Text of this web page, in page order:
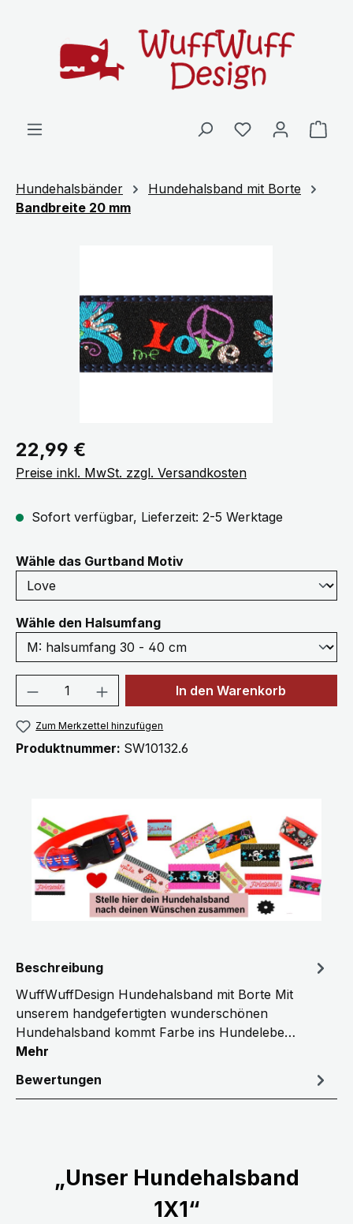
Hundehalsbänder
Hundehalsband mit Borte
Bandbreite 20 mm
Regulärer Preis:
22,99 €
Preise inkl. MwSt. zzgl. Versandkosten
Sofort verfügbar, Lieferzeit: 2-5 Werktage
Wähle das Gurtband Motivauswählen
Wähle den Halsumfangauswählen
Produkt Anzahl: Gib denIn den Warenkorb
Zum Merkzettel hinzufügen
Produktnummer: SW10132.6
Beschreibung
WuffWuffDesign Hundehalsband mit Borte Mit
unserem handgefertigten wunderschönen
Hundehalsband kommt Farbe ins Hundelebe…
Mehr
Bewertungen
„Unser Hundehalsband
1X1“